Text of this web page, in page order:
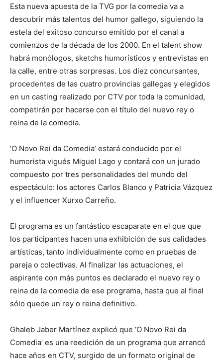
Esta nueva apuesta de la TVG por la comedia va a
descubrir más talentos del humor gallego, siguiendo la
estela del exitoso concurso emitido por el canal a
comienzos de la década de los 2000. En el talent show
habrá monólogos, sketchs humorísticos y entrevistas en
la calle, entre otras sorpresas. Los diez concursantes,
procedentes de las cuatro provincias gallegas y elegidos
en un casting realizado por CTV por toda la comunidad,
competirán por hacerse con el título del nuevo rey o
reina de la comedia.
‘O Novo Rei da Comedia’ estará conducido por el
humorista vigués Miguel Lago y contará con un jurado
compuesto por tres personalidades del mundo del
espectáculo: los actores Carlos Blanco y Patricia Vázquez
y el influencer Xurxo Carreño.
El programa es un fantástico escaparate en el que que
los participantes hacen una exhibición de sus calidades
artísticas, tanto individualmente como en pruebas de
pareja o colectivas. Al finalizar las actuaciones, el
aspirante con más puntos es declarado el nuevo rey o
reina de la comedia de ese programa, hasta que al final
sólo quede un rey o reina definitivo.
Ghaleb Jaber Martínez explicó que ‘O Novo Rei da
Comedia’ es una reedición de un programa que arrancó
hace años en CTV, surgido de un formato original de